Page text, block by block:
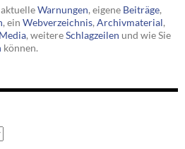
aktuelleWarnungen, eigene Beiträge,
, ein Webverzeichnis, Archivmaterial,
, weitereSchlagzeilen und wie Sie
können.